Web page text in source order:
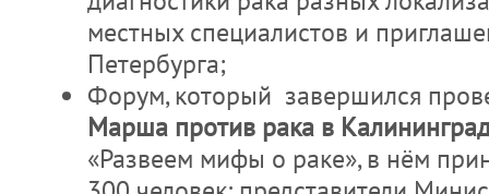
местных специалистов и
Петербурга;
Форум, который завершился
Марша против рака в
«Развеем мифы о раке», в нём